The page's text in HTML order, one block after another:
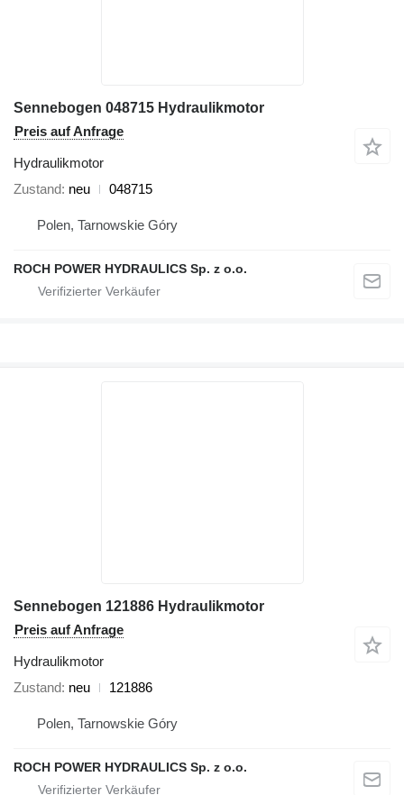
Sennebogen 048715 Hydraulikmotor
Preis auf Anfrage
Hydraulikmotor
Zustand neu 048715
Polen, Tarnowskie Góry
ROCH POWER HYDRAULICS Sp. z o.o.
Sennebogen 121886 Hydraulikmotor
Preis auf Anfrage
Hydraulikmotor
Zustand neu 121886
Polen, Tarnowskie Góry
ROCH POWER HYDRAULICS Sp. z o.o.